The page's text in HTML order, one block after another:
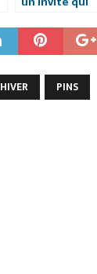
longtemps
prévu.
HIVER PINS